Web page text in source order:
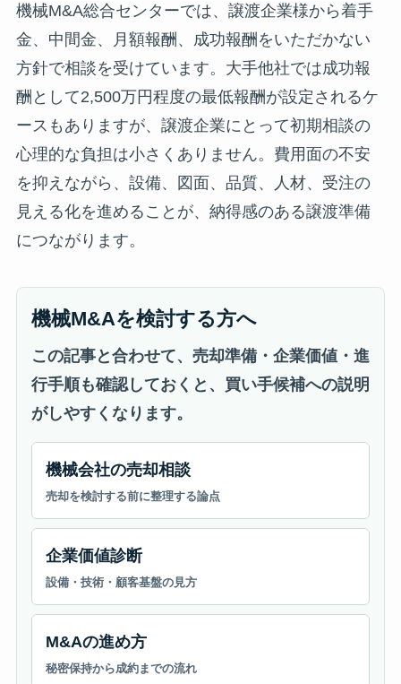
機械M&A総合センターでは、譲渡企業様から着手
金、中間金、月額報酬、成功報酬をいただかない
方針で相談を受けています。大手他社では成功報
酬として2,500万円程度の最低報酬が設定されるケ
ースもありますが、譲渡企業にとって初期相談の
心理的な負担は小さくありません。費用面の不安
を抑えながら、設備、図面、品質、人材、受注の
見える化を進めることが、納得感のある譲渡準備
につながります。
機械M&Aを検討する方へ
この記事と合わせて、売却準備・企業価値・進
行手順も確認しておくと、買い手候補への説明
がしやすくなります。
機械会社の売却相談
売却を検討する前に整理する論点
企業価値診断
設備・技術・顧客基盤の見方
M&Aの進め方
秘密保持から成約までの流れ